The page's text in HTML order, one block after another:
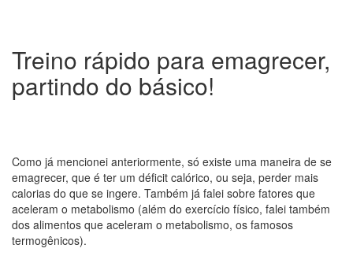
Treino rápido para emagrecer,
partindo do básico!
Como já mencionei anteriormente, só existe uma maneira de se
emagrecer, que é ter um déficit calórico, ou seja, perder mais
calorias do que se ingere. Também já falei sobre fatores que
aceleram o metabolismo (além do exercício físico, falei também
dos alimentos que aceleram o metabolismo, os famosos
termogênicos).